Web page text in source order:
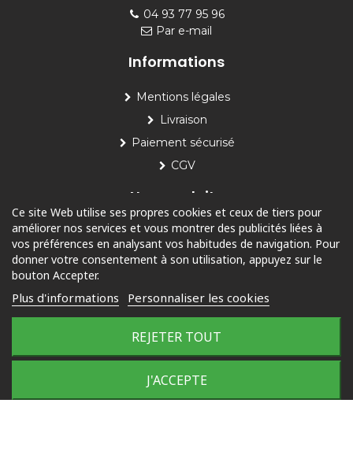
04 93 77 95 96
Par e-mail
Informations
Mentions légales
Livraison
Paiement sécurisé
CGV
Nos produits
Piscine
Jardin
Outdoor
© 2025 Tous droits réservés
Plan du site
Ce site Web utilise ses propres cookies et ceux de tiers pour
améliorer nos services et vous montrer des publicités liées à
vos préférences en analysant vos habitudes de navigation. Pour
donner votre consentement à son utilisation, appuyez sur le
bouton Accepter.
Plus d'informations Personnaliser les cookies
REJETER TOUT
J'ACCEPTE